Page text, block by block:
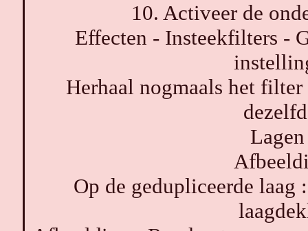
10. Activeer de
Effecten - Insteekfilters -
Herhaal nogmaals het
Op de gedupliceerde laag